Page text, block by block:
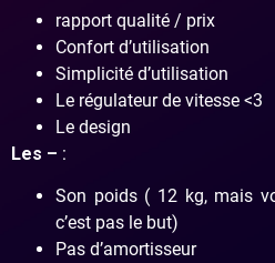
rapport qualité / prix
Confort d’utilisation
Simplicité d’utilisation
Le régulateur de vitesse <3
Le design
Les – :
Son poids ( 12 kg, mais
c’est pas le but)
Pas d’amortisseur